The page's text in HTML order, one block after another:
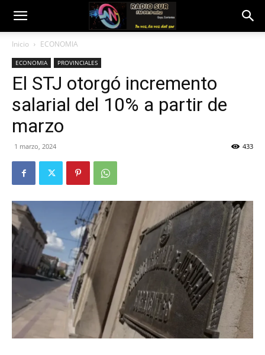
Inicio ECONOMIA
ECONOMIA PROVINCIALES
El STJ otorgó incremento
salarial del 10% a partir de
marzo
1 marzo, 2024 433